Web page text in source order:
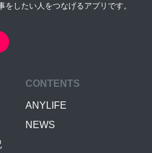
したい人をつなげるアプリです。
CONTENTS
ANYLIFE
NEWS